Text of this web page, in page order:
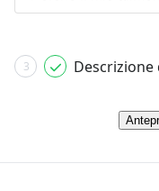
3 Descrizione